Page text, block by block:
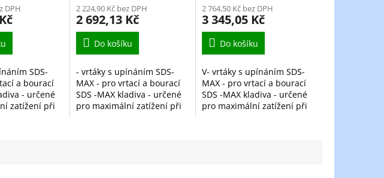
DPH
SDS-
a bourací
- určené
zatížení při
2 224,90 Kč bez DPH
2 692,13 Kč
Do košíku
- vrtáky s upínáním SDS-
MAX - pro vrtací a bourací
SDS -MAX kladiva - určené
pro maximální zatížení při
2 764,50 Kč bez DPH
3 345,05 Kč
Do košíku
V- vrtáky s upínáním SDS-
MAX - pro vrtací a bourací
SDS -MAX kladiva - určené
pro maximální zatížení při